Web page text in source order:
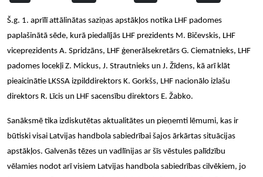
Š.g. 1. aprīlīattālinātas saziņas apstākļos notika LHF padomes
paplašinātā sēde, kurā piedalījās LHF prezidents M. Bičevskis, LHF
viceprezidents A. Spridzāns, LHF ģenerālsekretārs G. Ciematnieks, LHF
padomes locekļi Z. Mickus, J. Strautnieks un J. Žīdens, kā arī klāt
pieaicinātie LKSSA izpilddirektors K. Gorkšs, LHF nacionālo izlašu
direktors R. Līcis un LHF sacensību direktors E. Žabko.
Sanāksmē tika izdiskutētas aktualitātes un pieņemti lēmumi, kas ir
būtiski visai Latvijas handbola sabiedrībai šajos ārkārtas situācijas
apstākļos. Galvenās tēzes un vadlīnijas ar šīs vēstules palīdzību
vēlamies nodot arīvisiem Latvijas handbola sabiedrības cilvēkiem, jo